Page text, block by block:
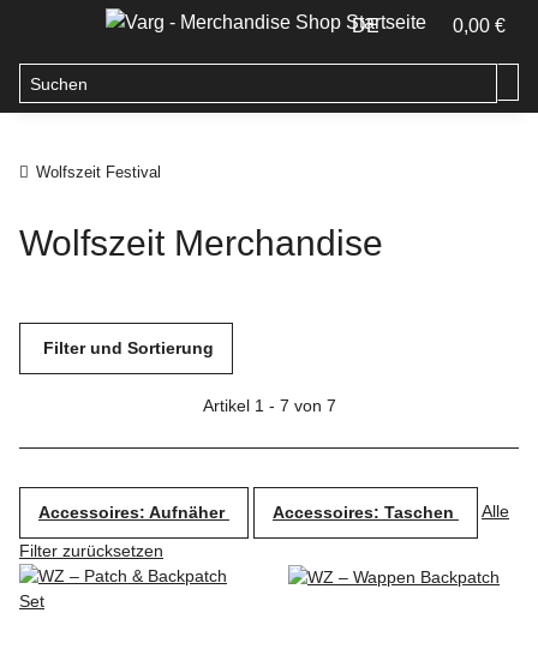
DE 0,00 €
Wolfszeit Festival
Wolfszeit Merchandise
Filter und Sortierung
Artikel 1 - 7 von 7
Accessoires: Aufnäher Accessoires: Taschen Alle
Filter zurücksetzen